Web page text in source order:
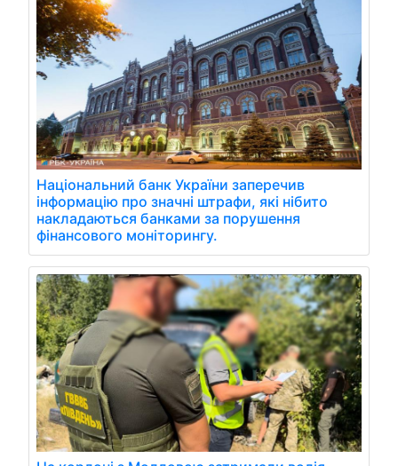
Національний банк України заперечив
інформацію про значні штрафи, які нібито
накладаються банками за порушення
фінансового моніторингу.